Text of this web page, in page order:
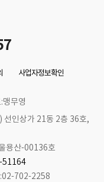
사업자정보확인
맹무영
선인상가 21동 2층 36호,
용산-00136호
51164
702-2258